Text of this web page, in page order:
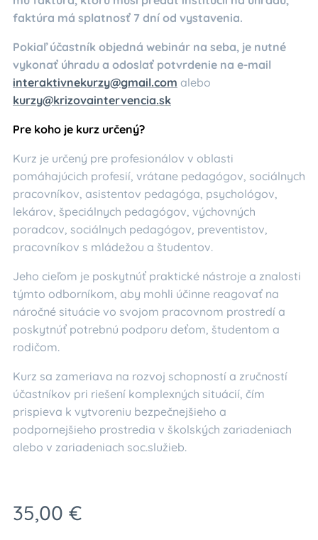
faktúra má splatnosť 7 dní od vystavenia.
Pokiaľ účastník objedná webinár na seba, je nutné
vykonať úhradu a odoslať potvrdenie na e-mail
interaktivnekurzy@gmail.com alebo
kurzy@krizovaintervencia.sk
Pre koho je kurz určený?
Kurz je určený pre profesionálov v oblasti
pomáhajúcich profesií, vrátane pedagógov, sociálnych
pracovníkov, asistentov pedagóga, psychológov,
lekárov, špeciálnych pedagógov, výchovných
poradcov, sociálnych pedagógov, preventistov,
pracovníkov s mládežou a študentov.
Jeho cieľom je poskytnúť praktické nástroje a znalosti
týmto odborníkom, aby mohli účinne reagovať na
náročné situácie vo svojom pracovnom prostredí a
poskytnúť potrebnú podporu deťom, študentom a
rodičom.
Kurz sa zameriava na rozvoj schopností a zručností
účastníkov pri riešení komplexných situácií, čím
prispieva k vytvoreniu bezpečnejšieho a
podpornejšieho prostredia v školských zariadeniach
alebo v zariadeniach soc.služieb.
35,00 €